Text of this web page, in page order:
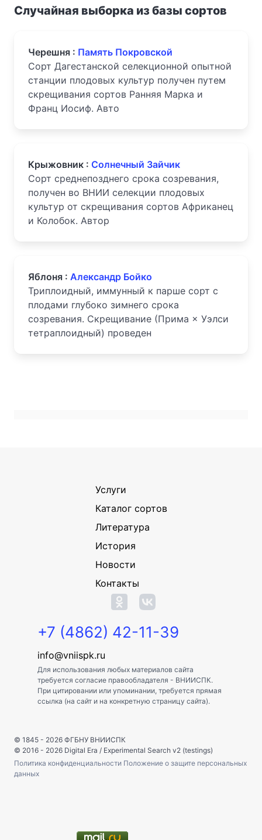
Случайная выборка из базы сортов
Черешня : Память Покровской
Сорт Дагестанской селекционной опытной
станции плодовых культур получен путем
скрещивания сортов Ранняя Марка и
Франц Иосиф. Авто
Крыжовник : Солнечный Зайчик
Сорт среднепозднего срока созревания,
получен во ВНИИ селекции плодовых
культур от скрещивания сортов Африканец
и Колобок. Автор
Яблоня : Александр Бойко
Триплоидный, иммунный к парше сорт с
плодами глубоко зимнего срока
созревания. Скрещивание (Прима × Уэлси
тетраплоидный) проведен
Услуги
Каталог сортов
Литература
История
Новости
Контакты
+7 (4862) 42-11-39
info@vniispk.ru
Для использования любых материалов сайта
требуется согласие правообладателя - ВНИИСПК.
При цитировании или упоминании, требуется прямая
ссылка (на сайт и на конкретную страницу сайта).
© 1845 - 2026 ФГБНУ ВНИИСПК
© 2016 - 2026 Digital Era / Experimental Search v2 (testings)
Политика конфиденциальности Положение о защите персональных
данных